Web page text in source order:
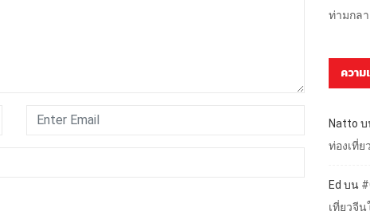
ท่ามกล
ความ
Natto บ
ท่องเที่ย
Ed บน
เที่ยวจีน